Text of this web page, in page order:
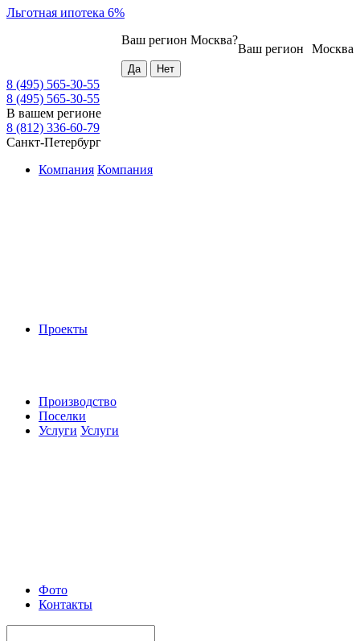
Льготная ипотека 6%
Москва
Ваш регион
Ваш регион Москва?
8 (495) 565-30-55
8 (495) 565-30-55
В вашем регионе
8 (812) 336-60-79
Санкт-Петербург
Компания Компания
Проекты
Производство
Поселки
Услуги Услуги
Фото
Контакты